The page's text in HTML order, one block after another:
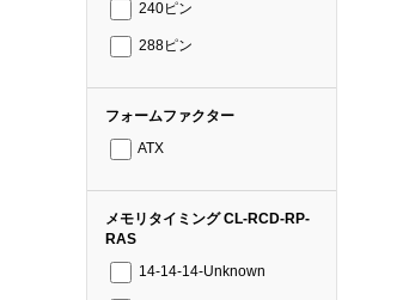
240ピン
288ピン
フォームファクター
ATX
メモリタイミング CL-RCD-RP-
RAS
14-14-14-Unknown